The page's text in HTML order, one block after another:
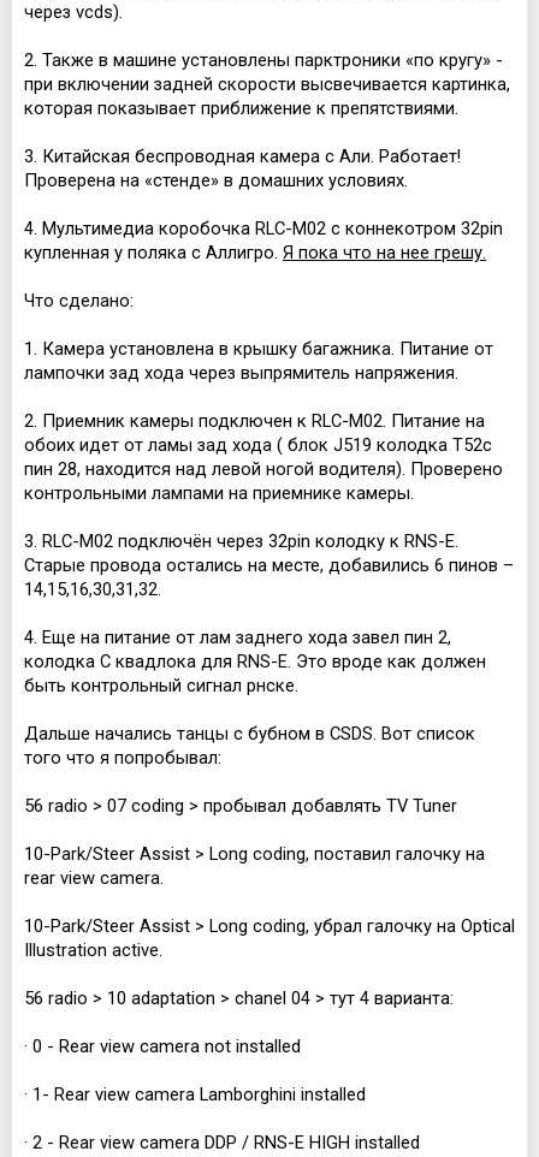
через vcds).
2. Также в машине установлены парктроники «по кругу» -
при включении задней скорости высвечивается картинка,
которая показывает приближение к препятствиями.
3. Китайская беспроводная камера с Али. Работает!
Проверена на «стенде» в домашних условиях.
4. Мультимедиа коробочка RLC-M02 с коннекотром 32pin
купленная у поляка с Аллигро. Я пока что на нее грешу.
Что сделано:
1. Камера установлена в крышку багажника. Питание от
лампочки зад хода через выпрямитель напряжения.
2. Приемник камеры подключен к RLC-M02. Питание на
обоих идет от ламы зад хода ( блок J519 колодка T52c
пин 28, находится над левой ногой водителя). Проверено
контрольными лампами на приемнике камеры.
3. RLC-M02 подключён через 32pin колодку к RNS-E.
Старые провода остались на месте, добавились 6 пинов –
14,15,16,30,31,32.
4. Еще на питание от лам заднего хода завел пин 2,
колодка С квадлока для RNS-E. Это вроде как должен
быть контрольный сигнал рнске.
Дальше начались танцы с бубном в CSDS. Вот список
того что я попробывал:
56 radio > 07 coding > пробывал добавлять TV Tuner
10-Park/Steer Assist > Long coding, поставил галочку на
rear view camera.
10-Park/Steer Assist > Long coding, убрал галочку на Optical
Illustration active.
56 radio > 10 adaptation > chanel 04 > тут 4 варианта:
· 0 - Rear view camera not installed
· 1- Rear view camera Lamborghini installed
· 2 - Rear view camera DDP / RNS-E HIGH installed